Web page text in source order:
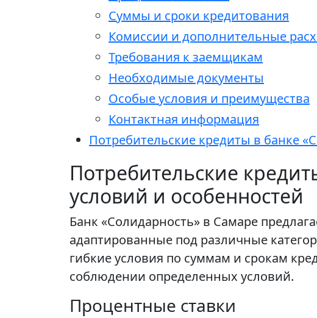
Суммы и сроки кредитования
Комиссии и дополнительные
Требования к заемщикам
Необходимые документы
Особые условия и преимущества
Контактная информация
Потребительские кредиты в банке
Потребительские
условий и особенностей
Банк «Солидарность» в Самаре
адаптированные под различные
гибкие условия по суммам и срокам
соблюдении определенных условий.
Процентные ставки